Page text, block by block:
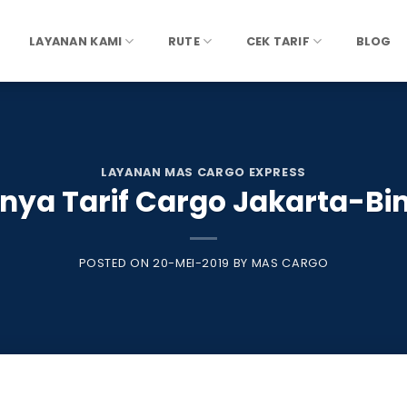
LAYANAN KAMI RUTE CEK TARIF BLOG
LAYANAN MAS CARGO EXPRESS
Tarif Cargo Jakarta-
POSTED ON 20-MEI-2019 BY MAS CARGO